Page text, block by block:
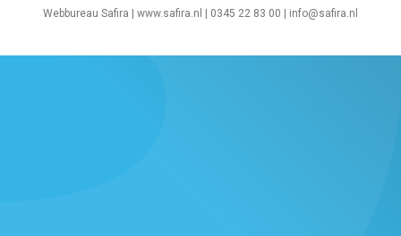
Webbureau Safira | www.safira.nl | 0345 22 83 00 | info@safira.nl